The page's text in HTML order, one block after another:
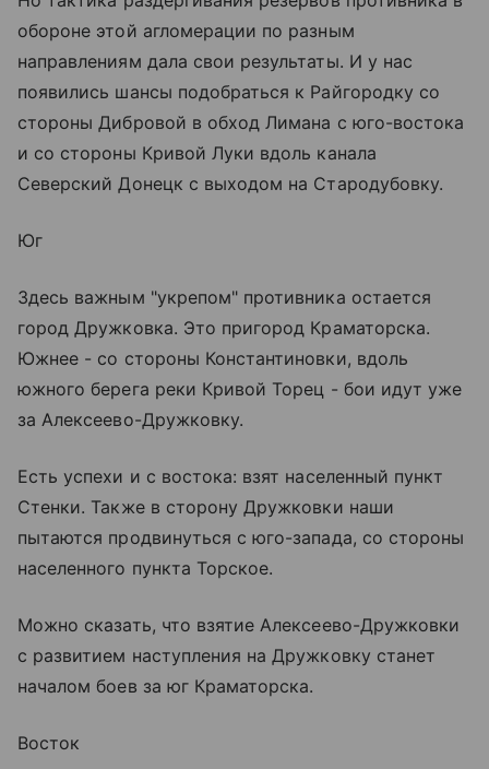
обороне этой агломерации по разным
направлениям дала свои результаты. И у нас
появились шансы подобраться к Райгородку со
стороны Дибровой в обход Лимана с юго-востока
и со стороны Кривой Луки вдоль канала
Северский Донецк с выходом на Стародубовку.
Юг
Здесь важным "укрепом" противника остается
город Дружковка. Это пригород Краматорска.
Южнее - со стороны Константиновки, вдоль
южного берега реки Кривой Торец - бои идут уже
за Алексеево-Дружковку.
Есть успехи и с востока: взят населенный пункт
Стенки. Также в сторону Дружковки наши
пытаются продвинуться с юго-запада, со стороны
населенного пункта Торское.
Можно сказать, что взятие Алексеево-Дружковки
с развитием наступления на Дружковку станет
началом боев за юг Краматорска.
Восток